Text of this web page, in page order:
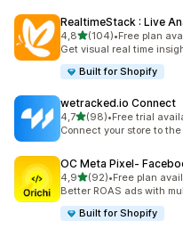
RealtimeStack : Live
4,85 yıldız üzerinden
(104)
toplam 104•Free plan
Get visual real time
Built for Shopify
wetracked.io Connect
4,75 yıldız üzerinden
(98)
toplam 98 değerlendirme
•Free trial
Connect your store to
OC Meta Pixel‑
4,95 yıldız üzerinden
(92)
toplam 92 değerlendirme
•Free plan
Better ROAS ads with
Built for Shopify